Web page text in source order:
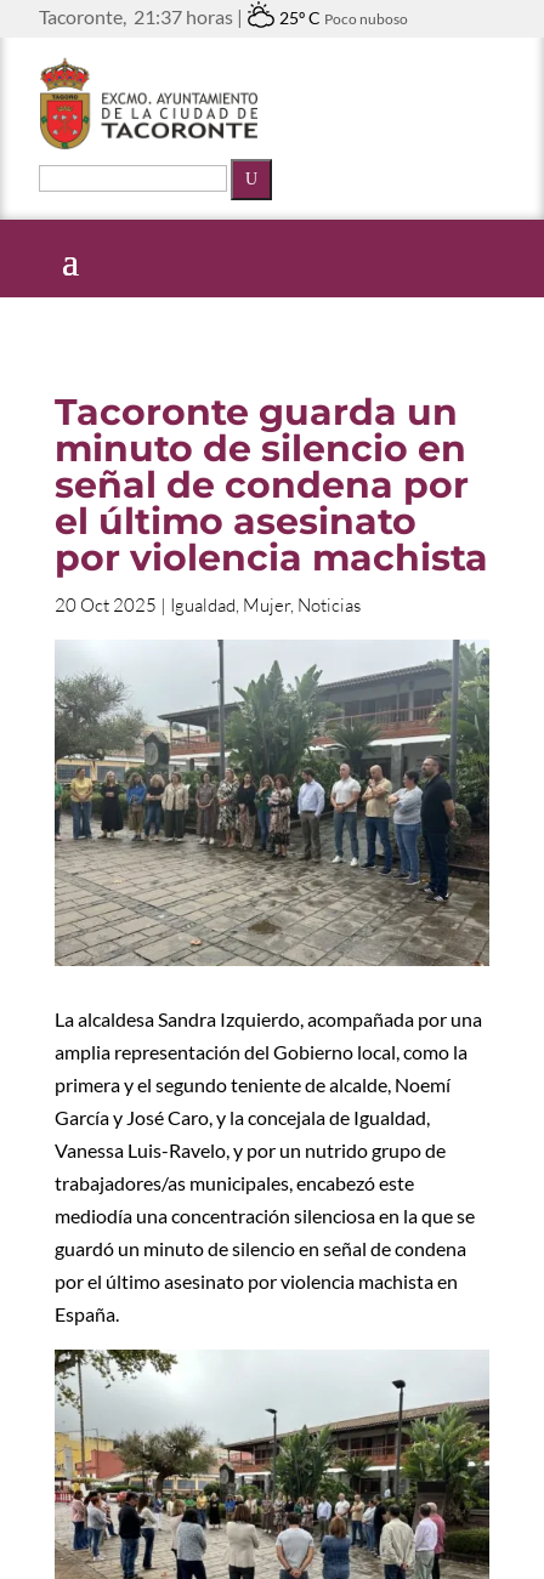
Tacoronte, 21:37 horas | 25º C Poco nuboso
U
Tacoronte guarda un
minuto de silencio en
señal de condena por
el último asesinato
por violencia machista
20 Oct 2025 | Igualdad, Mujer, Noticias
La alcaldesa Sandra Izquierdo, acompañada por una
amplia representación del Gobierno local, como la
primera y el segundo teniente de alcalde, Noemí
García y José Caro, y la concejala de Igualdad,
Vanessa Luis-Ravelo, y por un nutrido grupo de
trabajadores/as municipales, encabezó este
mediodía una concentración silenciosa en la que se
guardó un minuto de silencio en señal de condena
por el último asesinato por violencia machista en
España.